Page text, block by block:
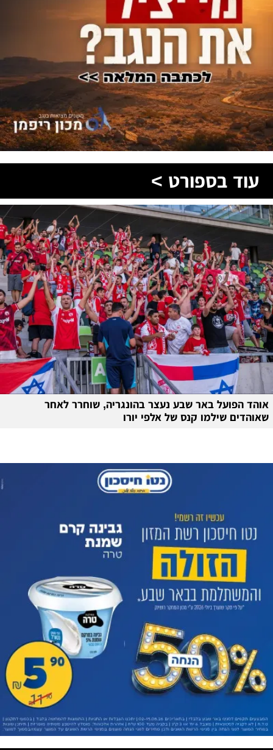
עוד בספורט >
אוהד הפועל באר שבע נעצר בהונגריה, שוחרר לאחר
שאוהדים שילמו קנס של אלפי יורו